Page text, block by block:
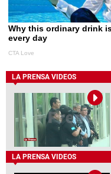
LA PRENSA VIDEOS
LA PRENSA VIDEOS